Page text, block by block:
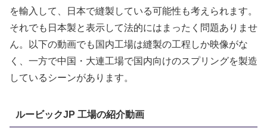
を輸入して、日本で縫製している可能性も考えられます。
それでも日本製と表示して法的にはまったく問題ありませ
ん。以下の動画でも国内工場は縫製の工程しか映像がな
く、一方で中国・大連工場で国内向けのスプリングを製造
しているシーンがあります。
ルービックJP 工場の紹介動画